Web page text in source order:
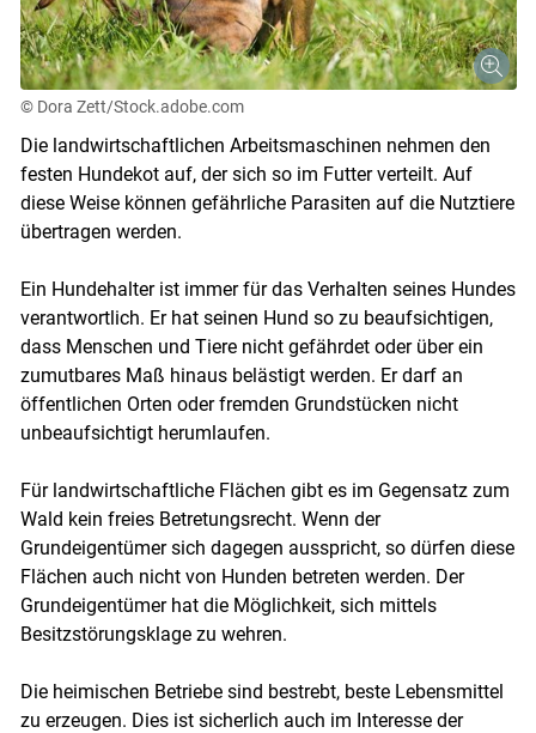
Skip to main content
© Dora Zett/Stock.adobe.com
Die landwirtschaftlichen Arbeitsmaschinen nehmen den
festen Hundekot auf, der sich so im Futter verteilt. Auf
diese Weise können gefährliche Parasiten auf die Nutztiere
übertragen werden.
Ein Hundehalter ist immer für das Verhalten seines Hundes
verantwortlich. Er hat seinen Hund so zu beaufsichtigen,
dass Menschen und Tiere nicht gefährdet oder über ein
zumutbares Maß hinaus belästigt werden. Er darf an
öffentlichen Orten oder fremden Grundstücken nicht
unbeaufsichtigt herumlaufen.
Für landwirtschaftliche Flächen gibt es im Gegensatz zum
Wald kein freies Betretungsrecht. Wenn der
Grundeigentümer sich dagegen ausspricht, so dürfen diese
Flächen auch nicht von Hunden betreten werden. Der
Grundeigentümer hat die Möglichkeit, sich mittels
Besitzstörungsklage zu wehren.
Die heimischen Betriebe sind bestrebt, beste Lebensmittel
zu erzeugen. Dies ist sicherlich auch im Interesse der